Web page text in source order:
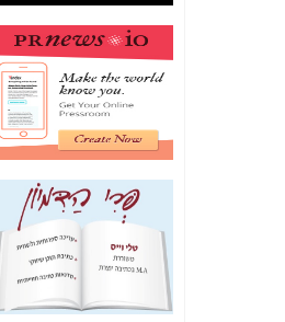
האם ביבי כשר
תקשורת עזר לקב'
בזק? -כאן
מה מקור ה-Fake
News שהביא לתפירת
תיק לביבי והעלמת
החשודים הנכונים -כאן
אחת הרגליים של "תיק
4000 התפור"
התמוטטה היום
בניצחון (כפול) של בזק
כאן
איך כתבות מפנקות